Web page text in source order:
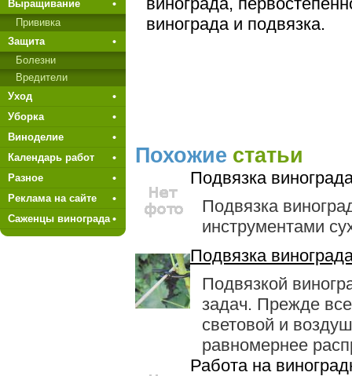
винограда и подвязка.
Похожие статьи
Подвязка
Подвязка
инструментами
Подвязка
Подвязкой
задач. Прежде
световой и
равномернее
Работа на
Выращивание
Прививкa
Защита
Болезни
Вредители
Уход
Уборка
Виноделие
Календарь работ
Разное
Реклама на сайте
Саженцы винограда